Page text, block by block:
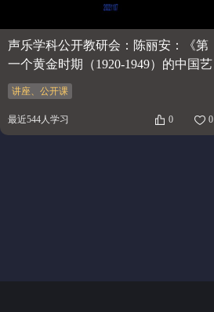
声乐学科公开教研会：陈丽安：《第
一个黄金时期（1920-1949）的中国艺
术歌曲的创作特点和风格》
讲座、公开课
最近544人学习 0 0